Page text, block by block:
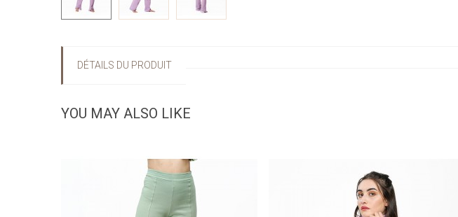
DÉTAILS DU PRODUIT
YOU MAY ALSO LIKE